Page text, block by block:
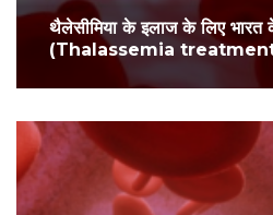
थैलेसीमिया के इलाज के लिए
(Thalassemia